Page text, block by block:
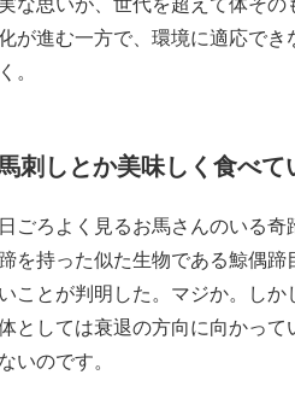
が進む一方で、環境に適応で
。
刺しとか美味しく食べて
ごろよく見るお馬さんのいる奇
を持った似た生物である鯨偶
ことが判明した。マジか。し
としては衰退の方向に向かっ
いのです。